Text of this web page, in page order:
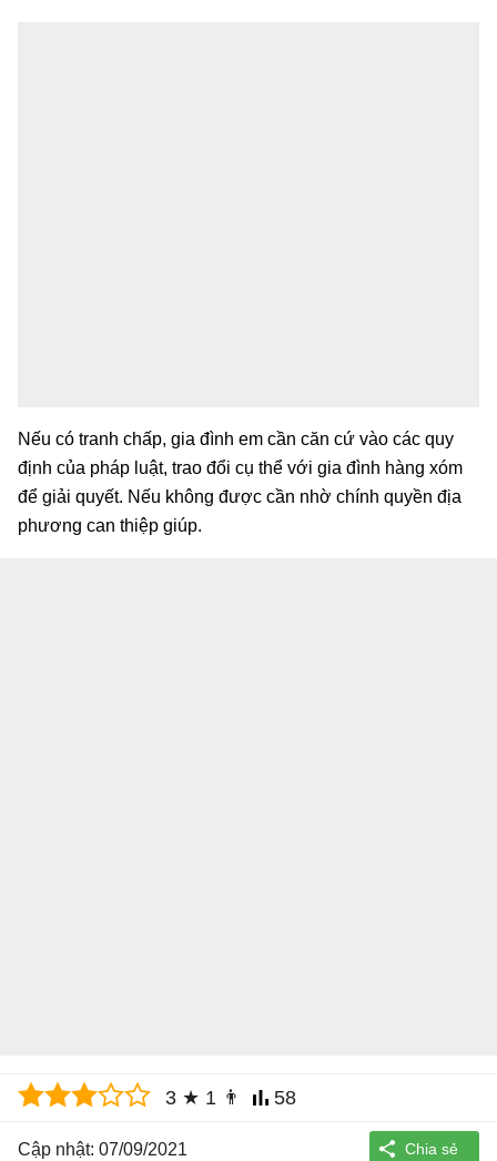
Nếu có tranh chấp, gia đình em cần căn cứ vào các quy
định của pháp luật, trao đổi cụ thể với gia đình hàng xóm
để giải quyết. Nếu không được cần nhờ chính quyền địa
phương can thiệp giúp.
3 ★ 1 👨 58
Cập nhật: 07/09/2021